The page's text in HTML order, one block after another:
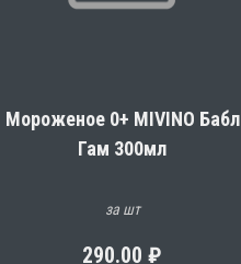
Мороженое 0+ MIVINO Бабл
Гам 300мл
за шт
290.00 ₽